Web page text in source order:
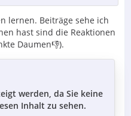
lernen. Beiträge sehe ich
hast sind die Reaktionen
Daumen👎).
werden, da Sie keine
Inhalt zu sehen.